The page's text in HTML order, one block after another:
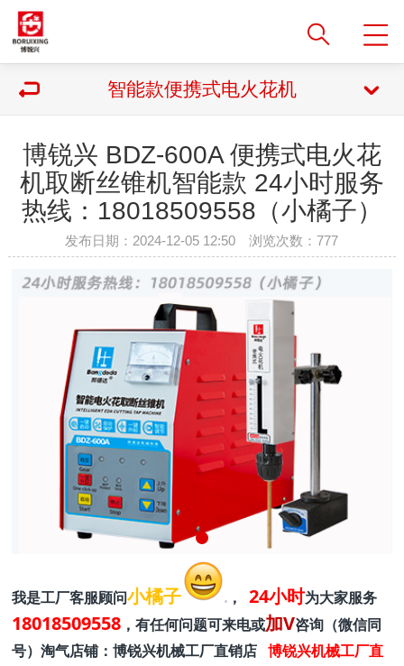
智能款便携式电火花机
博锐兴 BDZ-600A 便携式电火花
机取断丝锥机智能款 24小时服务
热线：18018509558（小橘子）
发布日期：2024-12-05 12:50 浏览次数：777
我是工厂客服顾问小橘子 ， 24小时为大家服务
18018509558 ，有任何问题可来电或加V咨询（微信同
号）淘气店铺：博锐兴机械工厂直销店博锐兴机械工厂直